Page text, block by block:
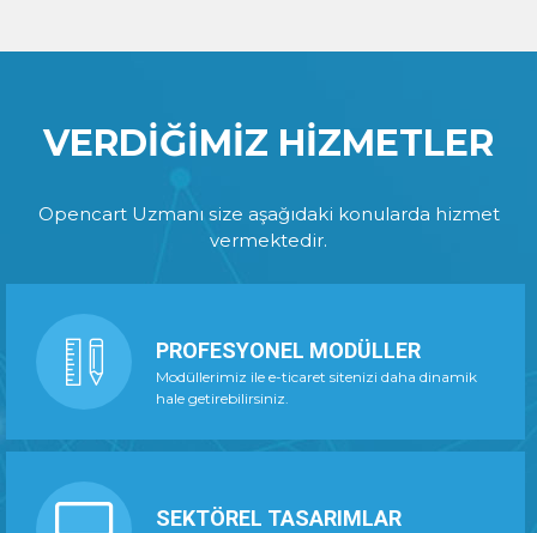
VERDİĞİMİZ HİZMETLER
Opencart Uzmanı size aşağıdaki konularda hizmet
vermektedir.
PROFESYONEL MODÜLLER
Modüllerimiz ile e-ticaret sitenizi daha dinamik
hale getirebilirsiniz.
SEKTÖREL TASARIMLAR